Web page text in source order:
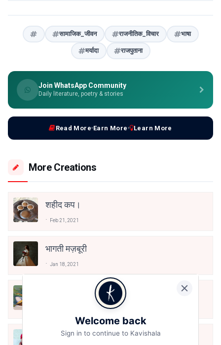
सामाजिक_जीवन राजनीतिक_विचार भाषा
मर्यादा राजपुताना
Join WhatsApp Community
Daily literature, poetry & stories
Read More Earn More Learn More
More Creations
शहीद कप।
Feb 21, 2021
भागती मज़बूरी
Jan 18, 2021
मुर्शीदा।
Welcome back
Sign in to continue to Kavishala